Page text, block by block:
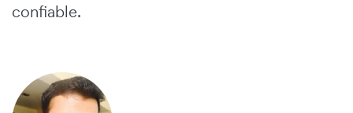
confiable.